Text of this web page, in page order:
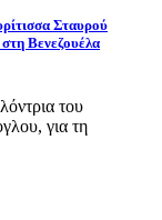
Σταυρού
Βενεζουέλα
του
για τη